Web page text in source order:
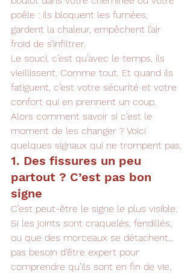
poêle : ils bloquent les fumées,
gardent la chaleur, empêchent l’air
froid de s’infiltrer.
Le souci, c’est qu’avec le temps, ils
vieillissent. Comme tout. Et quand ils
fatiguent, c’est votre sécurité et votre
confort qui en prennent un coup.
Alors comment savoir si c’est le
moment de les changer ? Voici
quelques signaux qui ne trompent pas.
1. Des fissures un peu
partout ? C’est pas bon
signe
C’est peut-être le signe le plus visible.
Si les joints sont craquelés, fendillés,
ou que des morceaux se détachent…
pas besoin d’être expert pour
comprendre qu’ils sont en fin de vie.